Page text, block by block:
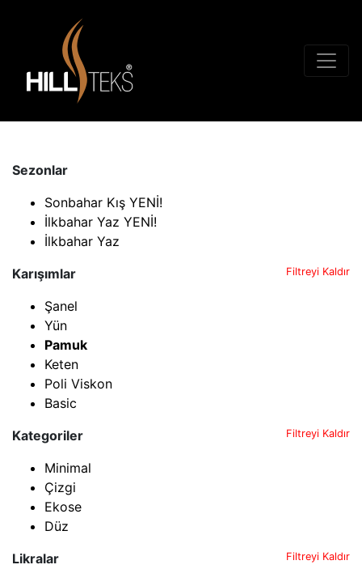
Sezonlar
Sonbahar Kış YENİ!
İlkbahar Yaz YENİ!
İlkbahar Yaz
Karışımlar
Filtreyi Kaldır
Şanel
Yün
Pamuk
Keten
Poli Viskon
Basic
Kategoriler
Filtreyi Kaldır
Minimal
Çizgi
Ekose
Düz
Likralar
Filtreyi Kaldır